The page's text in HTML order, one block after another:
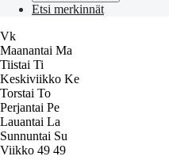
Etsi merkinnät
Vk
Maanantai Ma
Tiistai Ti
Keskiviikko Ke
Torstai To
Perjantai Pe
Lauantai La
Sunnuntai Su
Viikko 49 49